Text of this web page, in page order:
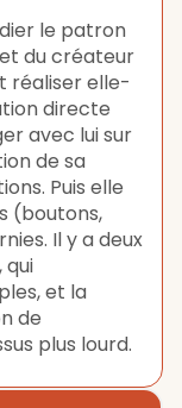
le patron
du créateur
réaliser elle-
directe
avec lui sur
de sa
Puis elle
(boutons,
Il y a deux
qui
et la
de
plus lourd.